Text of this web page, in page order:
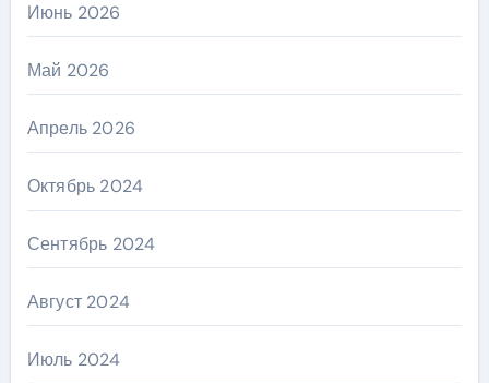
Июнь 2026
Май 2026
Апрель 2026
Октябрь 2024
Сентябрь 2024
Август 2024
Июль 2024